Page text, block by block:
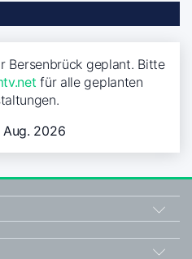
Bersenbrück geplant. Bitte
für alle geplanten
Aug. 2026